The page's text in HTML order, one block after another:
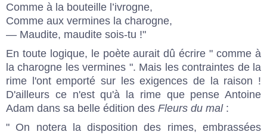
Comme à la bouteille l’ivrogne,
Comme aux vermines la charogne,
— Maudite, maudite sois-tu !"
En toute logique, le poète aurait dû écrire " comme à
la charogne les vermines ". Mais les contraintes de la
rime l'ont emporté sur les exigences de la raison !
D'ailleurs ce n'est qu'à la rime que pense Antoine
Adam dans sa belle édition des Fleurs du mal:
" On notera la disposition des rimes, embrassées